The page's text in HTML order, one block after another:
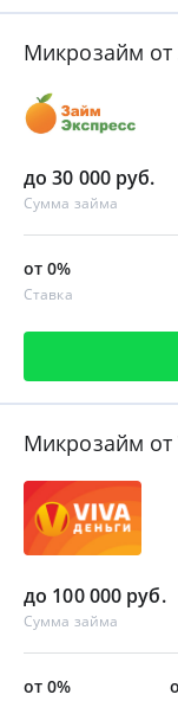
Микрозайм от
до 30 000 руб.
Сумма займа
от 0%
Ставка
Микрозайм от
до 100 000 руб.
Сумма займа
от 0%